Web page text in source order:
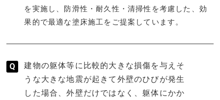
を実施し、防滑性・耐久性・清掃性を考慮した、効
果的で最適な塗床施工をご提案しています。
建物の躯体等に比較的大きな損傷を与えそ
うな大きな地震が起きて外壁のひびが発生
した場合、外壁だけではなく、躯体にかか